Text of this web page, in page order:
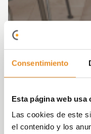
Consentimiento
Esta página web usa
Las cookies de este
el contenido y los